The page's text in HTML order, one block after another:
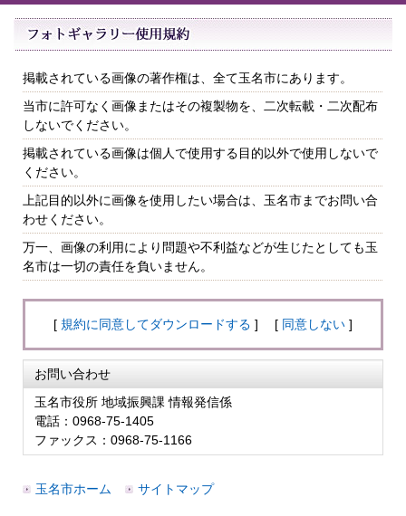
掲載されている画像の著作権は、全て玉名市にあります。
当市に許可なく画像またはその複製物を、二次転載・二次配布
しないでください。
掲載されている画像は個人で使用する目的以外で使用しないで
ください。
上記目的以外に画像を使用したい場合は、玉名市までお問い合
わせください。
万一、画像の利用により問題や不利益などが生じたとしても玉
名市は一切の責任を負いません。
[ 規約に同意してダウンロードする ] [ 同意しない ]
お問い合わせ
玉名市役所 地域振興課 情報発信係
電話：0968-75-1405
ファックス：0968-75-1166
玉名市ホーム サイトマップ